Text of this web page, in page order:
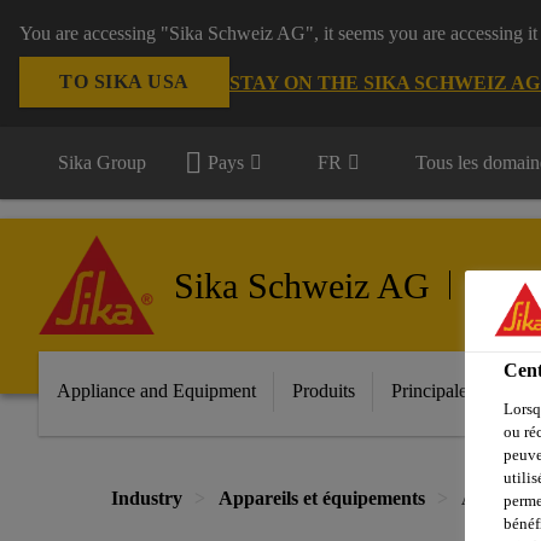
You are accessing "Sika Schweiz AG", it seems you are
TO SIKA USA STAY ON THE SIKA SCHWEIZ
Sika Group Pays FR Tous les
Sika Schweiz AG
Appliance and Equipment Produits Principales
Industry Appareils et équipements
ou